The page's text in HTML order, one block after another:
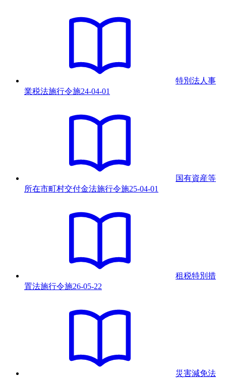
特別法人事
業税法施行令施24-04-01
国有資産等
所在市町村交付金法施行令施25-04-01
租税特別措
置法施行令施26-05-22
災害減免法